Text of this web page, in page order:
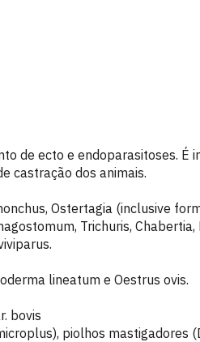
de ecto e endoparasitoses. É
castração dos animais.
Ostertagia (inclusive
Trichuris,
lineatum e Oestrus ovis.
bovis
piolhos mastigadores